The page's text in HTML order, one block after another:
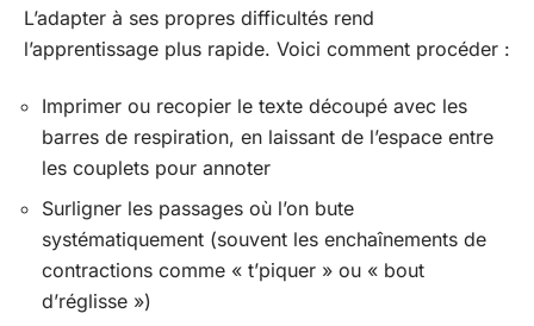
L’adapter à ses propres difficultés rend
l’apprentissage plus rapide. Voici comment procéder :
Imprimer ou recopier le texte découpé avec les
barres de respiration, en laissant de l’espace entre
les couplets pour annoter
Surligner les passages où l’on bute
systématiquement (souvent les enchaînements de
contractions comme « t’piquer » ou « bout
d’réglisse »)